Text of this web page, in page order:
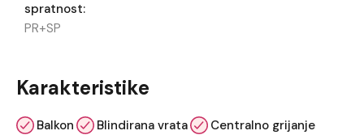
spratnost:
PR+SP
Karakteristike
Balkon Blindirana vrata Centralno grijanje